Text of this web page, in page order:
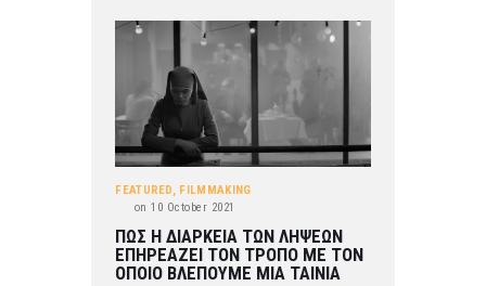
FEATURED, FILMMAKING
on 10 October 2021
ΠΩΣ Η ΔΙΑΡΚΕΙΑ ΤΩΝ ΛΗΨΕΩΝ
ΕΠΗΡΕΑΖΕΙ ΤΟΝ ΤΡΟΠΟ ΜΕ ΤΟΝ
ΟΠΟΙΟ ΒΛΕΠΟΥΜΕ ΜΙΑ ΤΑΙΝΙΑ